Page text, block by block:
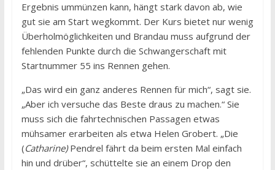
Ergebnis ummünzen kann, hängt stark davon ab, wie
gut sie am Start wegkommt. Der Kurs bietet nur wenig
Überholmöglichkeiten und Brandau muss aufgrund der
fehlenden Punkte durch die Schwangerschaft mit
Startnummer 55 ins Rennen gehen.
„Das wird ein ganz anderes Rennen für mich“, sagt sie.
„Aber ich versuche das Beste draus zu machen.“ Sie
muss sich die fahrtechnischen Passagen etwas
mühsamer erarbeiten als etwa Helen Grobert. „Die
(Catharine)Pendrel fährt da beim ersten Mal einfach
hin und drüber“, schüttelte sie an einem Drop den